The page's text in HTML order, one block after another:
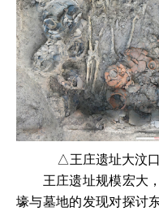
△王庄遗址大汶
王庄遗址规模宏大，
壕与墓地的发现对探讨